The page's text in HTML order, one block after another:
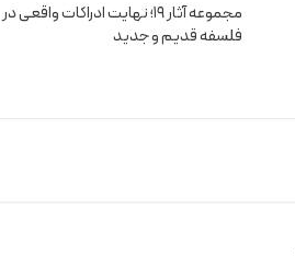
مجموعه آثار 19؛ نهایت ادراکات واقعی در
فلسفه قدیم و جدید